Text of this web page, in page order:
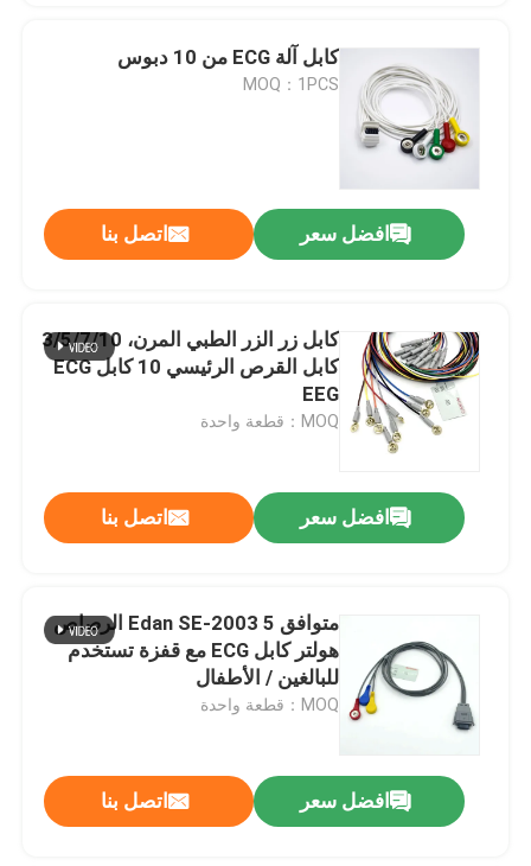
كابل آلة ECG من 10 دبوس
MOQ：1PCS
افضل سعر اتصل بنا
كابل زر الزر الطبي المرن، 3/5/7/10
كابل القرص الرئيسي 10 كابل ECG
EEG
MOQ：قطعة واحدة
افضل سعر اتصل بنا
متوافق Edan SE-2003 5 الرصاص
هولتر كابل ECG مع قفزة تستخدم
للبالغين / الأطفال
MOQ：قطعة واحدة
افضل سعر اتصل بنا